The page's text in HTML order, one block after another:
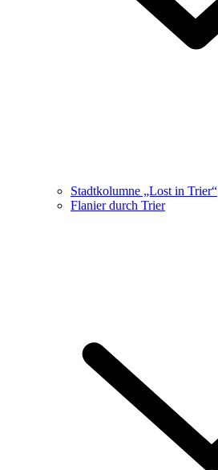
Stadtkolumne „Lost in Trier“
Flanier durch Trier